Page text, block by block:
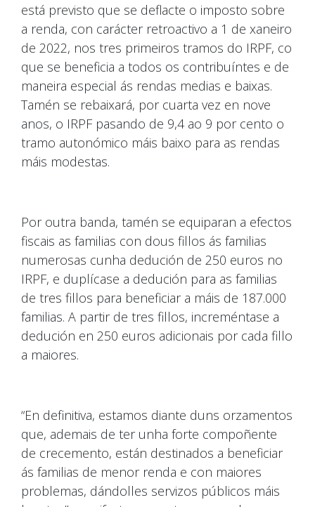
está previsto que se deflacte o imposto sobre
a renda, con carácter retroactivo a 1 de xaneiro
de 2022, nos tres primeiros tramos do IRPF, co
que se beneficia a todos os contribuíntes e de
maneira especial ás rendas medias e baixas.
Tamén se rebaixará, por cuarta vez en nove
anos, o IRPF pasando de 9,4 ao 9 por cento o
tramo autonómico máis baixo para as rendas
máis modestas.
Por outra banda, tamén se equiparan a efectos
fiscais as familias con dous fillos ás familias
numerosas cunha dedución de 250 euros no
IRPF, e duplícase a dedución para as familias
de tres fillos para beneficiar a máis de 187.000
familias. A partir de tres fillos, increméntase a
dedución en 250 euros adicionais por cada fillo
a maiores.
“En definitiva, estamos diante duns orzamentos
que, ademais de ter unha forte compoñente
de crecemento, están destinados a beneficiar
ás familias de menor renda e con maiores
problemas, dándolles servizos públicos máis